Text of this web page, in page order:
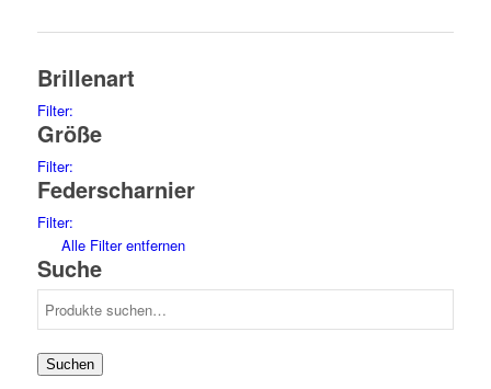
Brillenart
Filter:
glasses75
Größe
Filter:
452
464
48
494
5011
5111
529
5310
Federscharnier
Filter:
no104
yes5
Alle Filter entfernen
Suche
Suchen